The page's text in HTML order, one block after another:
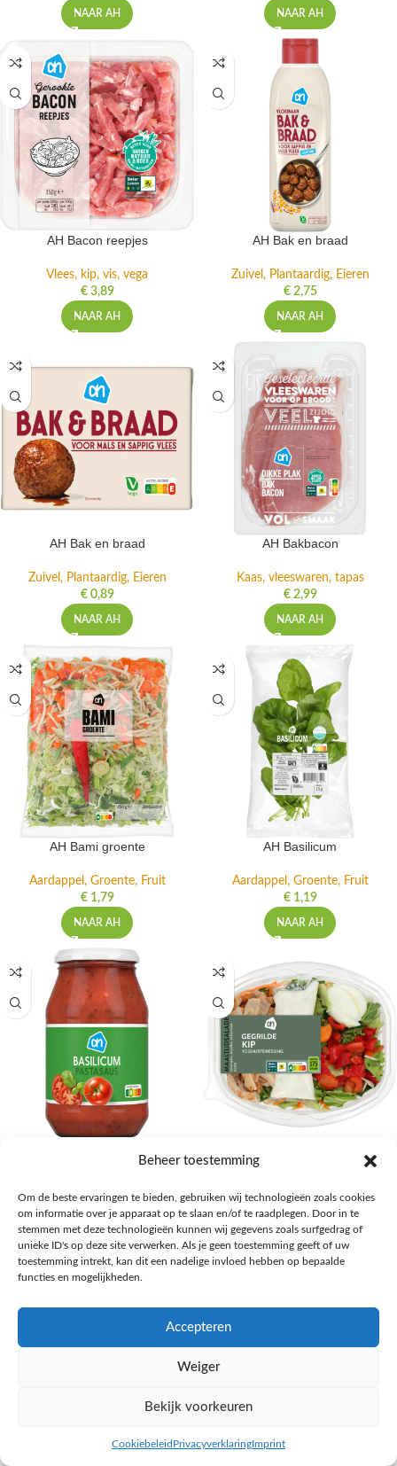
Beheer toestemming
Om de beste ervaringen te bieden, gebruiken wij technologieën zoals cookies
om informatie over je apparaat op te slaan en/of te raadplegen. Door in te
stemmen met deze technologieën kunnen wij gegevens zoals surfgedrag of
unieke ID's op deze site verwerken. Als je geen toestemming geeft of uw
toestemming intrekt, kan dit een nadelige invloed hebben op bepaalde
functies en mogelijkheden.
Accepteren
Weiger
Bekijk voorkeuren
Cookiebeleid PrivacyverklaringImprint
NAAR AH NAAR AH
AH Bacon reepjes
Vlees, kip, vis, vega
€3,89
NAAR AH
AH Bak en braad
Zuivel, Plantaardig, Eieren
€2,75
NAAR AH
AH Bak en braad
Zuivel, Plantaardig, Eieren
€0,89
NAAR AH
AH Bakbacon
Kaas, vleeswaren, tapas
€2,99
NAAR AH
AH Bami groente
Aardappel, Groente, Fruit
€1,79
NAAR AH
AH Basilicum
Aardappel, Groente, Fruit
€1,19
NAAR AH
€1,59
NAAR AH
Salades,Pizza, Maaltijden
€3,39
NAAR AH